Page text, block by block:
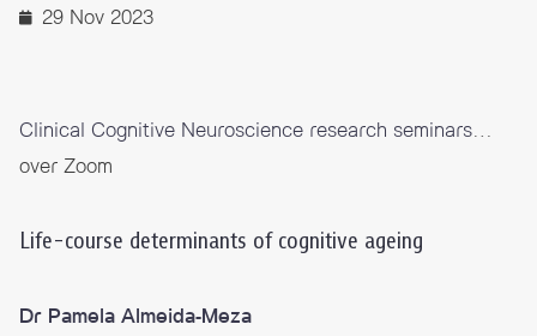
29 Nov 2023
Clinical Cognitive Neuroscience research seminars…
over Zoom
Life-course determinants of cognitive ageing
Dr Pamela Almeida-Meza